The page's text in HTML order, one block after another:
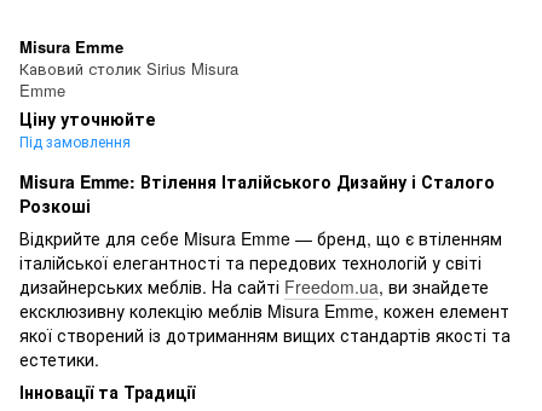
Misura Emme
Кавовий столик Sirius Misura
Emme
Ціну уточнюйте
Під замовлення
Misura Emme: Втілення Італійського Дизайну і Сталого
Розкоші
Відкрийте для себе Misura Emme — бренд, що є втіленням
італійської елегантності та передових технологій у світі
дизайнерських меблів. На сайті Freedom.ua, ви знайдете
ексклюзивну колекцію меблів Misura Emme, кожен елемент
якої створений із дотриманням вищих стандартів якості та
естетики.
Інновації та Традиції